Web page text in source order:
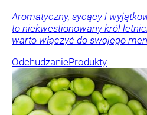
Aromatyczny, sycący i
to niekwestionowany król
warto włączyć do swojego
OdchudzanieProdukty